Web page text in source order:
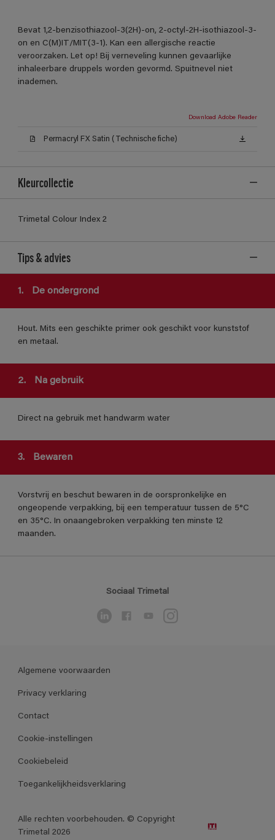
Bevat 1,2-benzisothiazool-3(2H)-on, 2-octyl-2H-isothiazool-3-
on en C(M)IT/MIT(3-1). Kan een allergische reactie
veroorzaken. Let op! Bij verneveling kunnen gevaarlijke
inhaleerbare druppels worden gevormd. Spuitnevel niet
inademen.
Download Adobe Reader
Permacryl FX Satin (Technische fiche)
Kleurcollectie
Trimetal Colour Index 2
Tips & advies
1. De ondergrond
Hout. Mits een geschikte primer ook geschikt voor kunststof
en metaal.
2. Na gebruik
Direct na gebruik met handwarm water
3. Bewaren
Vorstvrij en beschut bewaren in de oorspronkelijke en
ongeopende verpakking, bij een temperatuur tussen de 5°C
en 35°C. In onaangebroken verpakking ten minste 12
maanden.
Sociaal Trimetal
Algemene voorwaarden
Privacy verklaring
Contact
Cookie-instellingen
Cookiebeleid
Toegankelijkheidsverklaring
Alle rechten voorbehouden. © Copyright
Trimetal 2026